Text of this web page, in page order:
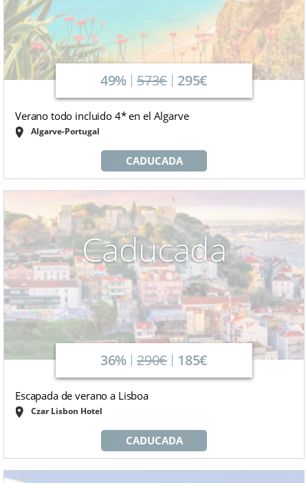
49% 573€ 295€
Verano todo incluido 4* en el Algarve
Algarve-Portugal
CADUCADA
Caducada
36% 290€ 185€
Escapada de verano a Lisboa
Czar Lisbon Hotel
CADUCADA